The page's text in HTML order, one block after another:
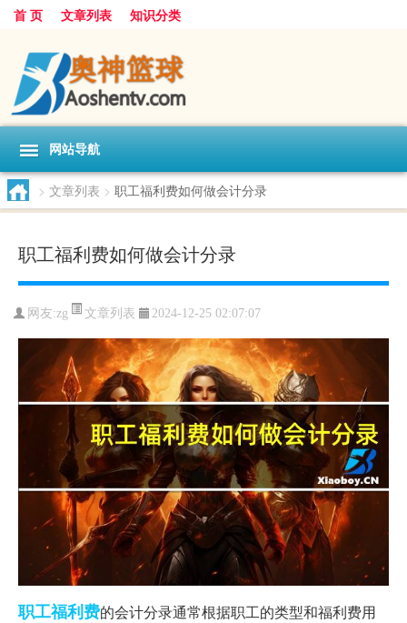
首 页 文章列表 知识分类
网站导航
> 文章列表 > 职工福利费如何做会计分录
职工福利费如何做会计分录
网友:zg 文章列表 2024-12-25 02:07:07
职工福利费的会计分录通常根据职工的类型和福利费用